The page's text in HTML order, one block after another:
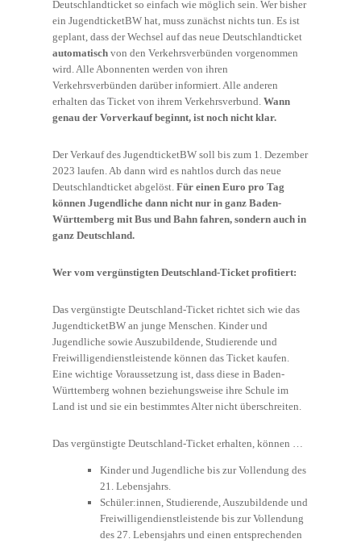
Deutschlandticket so einfach wie möglich sein. Wer bisher
ein JugendticketBW hat, muss zunächst nichts tun. Es ist
geplant, dass der Wechsel auf das neue Deutschlandticket
automatisch von den Verkehrsverbünden vorgenommen
wird. Alle Abonnenten werden von ihren
Verkehrsverbünden darüber informiert. Alle anderen
erhalten das Ticket von ihrem Verkehrsverbund. Wann
genau der Vorverkauf beginnt, ist noch nicht klar.
Der Verkauf des JugendticketBW soll bis zum 1. Dezember
2023 laufen. Ab dann wird es nahtlos durch das neue
Deutschlandticket abgelöst. Für einen Euro pro Tag
können Jugendliche dann nicht nur in ganz Baden-
Württemberg mit Bus und Bahn fahren, sondern auch in
ganz Deutschland.
Wer vom vergünstigten Deutschland-Ticket profitiert:
Das vergünstigte Deutschland-Ticket richtet sich wie das
JugendticketBW an junge Menschen. Kinder und
Jugendliche sowie Auszubildende, Studierende und
Freiwilligendienstleistende können das Ticket kaufen.
Eine wichtige Voraussetzung ist, dass diese in Baden-
Württemberg wohnen beziehungsweise ihre Schule im
Land ist und sie ein bestimmtes Alter nicht überschreiten.
Das vergünstigte Deutschland-Ticket erhalten, können …
Kinder und Jugendliche bis zur Vollendung des
21. Lebensjahrs.
Schüler:innen, Studierende, Auszubildende und
Freiwilligendienstleistende bis zur Vollendung
des 27. Lebensjahrs und einen entsprechenden